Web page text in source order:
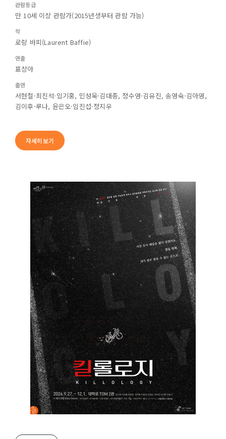
관람등급
만 10세 이상 관람가(2015년생부터 관람 가능)
작
로랑 바피(Laurent Baffie)
연출
표상아
출연
서현철·최진석·임기홍, 민성욱·김대종, 정수영·김유진, 송영숙·김아영,
김이후·루나, 윤은오·임진섭·정지우
자세히보기